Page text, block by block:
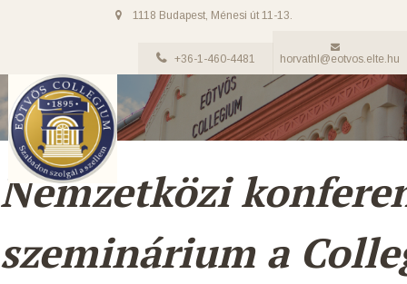
1118 Budapest, Ménesi út 11-13.
+36-1-460-4481 horvathl@eotvos.elte.hu
Nemzetközi
szeminárium a